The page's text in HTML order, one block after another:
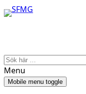
Skip
to
Skip
to
Search
for:
Menu
Mobile menu toggle